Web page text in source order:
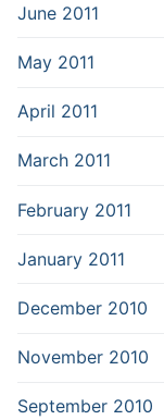
June 2011
May 2011
April 2011
March 2011
February 2011
January 2011
December 2010
November 2010
September 2010